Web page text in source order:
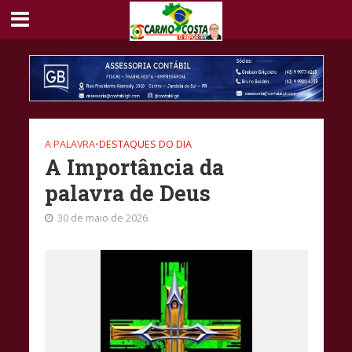
A PALAVRA•DESTAQUES DO DIA
A Importância da
palavra de Deus
30 de maio de 2026